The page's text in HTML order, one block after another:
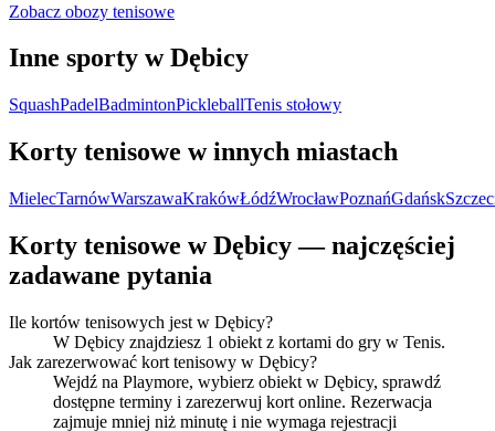
Zobacz obozy tenisowe
Inne sporty w Dębicy
SquashPadelBadmintonPickleballTenis stołowy
Korty tenisowe w innych miastach
MielecTarnówWarszawaKrakówŁódźWrocławPoznańGdańsk
Korty tenisowe w Dębicy — najczęściej
zadawane pytania
Ile kortów tenisowych jest w Dębicy?
W Dębicy znajdziesz 1 obiekt z kortami do gry w Tenis.
Jak zarezerwować kort tenisowy w Dębicy?
Wejdź na Playmore, wybierz obiekt w Dębicy, sprawdź
dostępne terminy i zarezerwuj kort online. Rezerwacja
zajmuje mniej niż minutę i nie wymaga rejestracji